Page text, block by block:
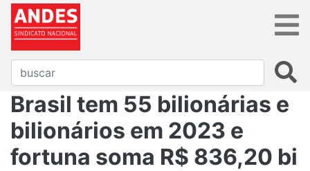
Brasil tem 55 bilionárias e
bilionários em 2023 e
fortuna soma R$ 836,20 bi